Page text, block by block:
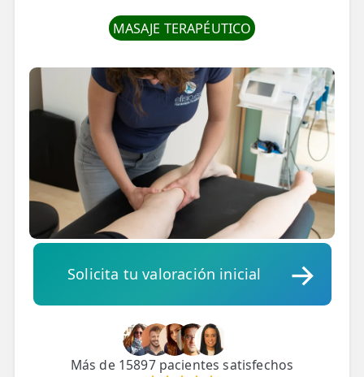
💆‍♀️ Tratamientos
📅 Pedir Cita
📰 Blog
🏢 Empresas
UBICACIONES
🔍 Buscador Clínicas
📍 Barrio del Pilar
📍 Chamberí - Centro
📍 Carabanchel - Usera
MASAJE TERAPÉUTICO
Solicita tu valoración inicial
Más de 15897 pacientes satisfechos